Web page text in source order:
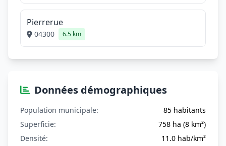
Pierrerue
04300 6.5 km
Données démographiques
Population municipale:
85 habitants
Superficie:
758 ha (8 km²)
Densité:
11.0 hab/km²